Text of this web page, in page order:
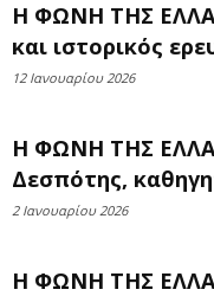
Η ΦΩΝΗ ΤΗΣ
και ιστορικός
12 Ιανουαρίου 2026
Η ΦΩΝΗ ΤΗΣ
Δεσπότης,
2 Ιανουαρίου 2026
Η ΦΩΝΗ ΤΗΣ